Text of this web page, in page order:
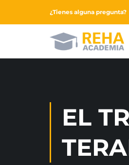
¿Tienes alguna pregunta?
EL